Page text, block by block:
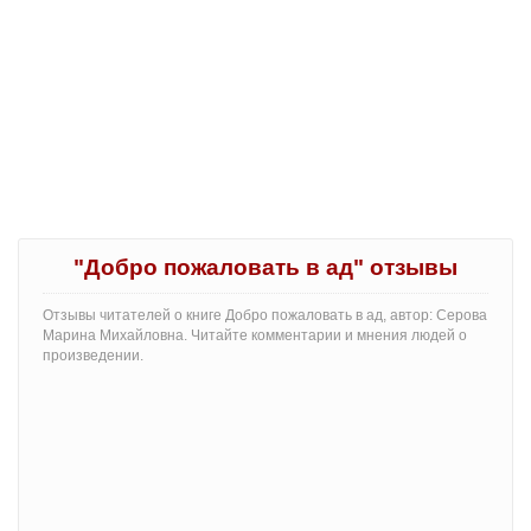
"Добро пожаловать в ад" отзывы
Отзывы читателей о книге Добро пожаловать в ад, автор: Серова
Марина Михайловна. Читайте комментарии и мнения людей о
произведении.